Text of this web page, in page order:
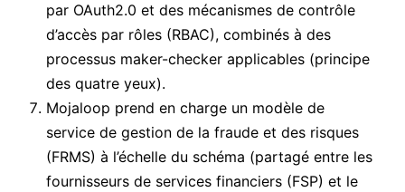
par OAuth2.0 et des mécanismes de contrôle
d’accès par rôles (RBAC), combinés à des
processus maker-checker applicables (principe
des quatre yeux).
Mojaloop prend en charge un modèle de
service de gestion de la fraude et des risques
(FRMS) à l’échelle du schéma (partagé entre les
fournisseurs de services financiers (FSP) et le